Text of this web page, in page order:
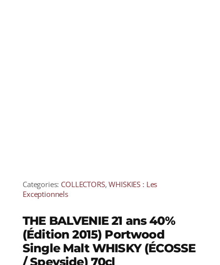
Categories: COLLECTORS,WHISKIES : Les
Exceptionnels
THE BALVENIE 21 ans 40%
(Édition 2015) Portwood
Single Malt WHISKY (ÉCOSSE
/ Speyside) 70cl